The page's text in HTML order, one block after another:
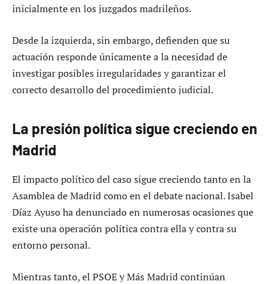
inicialmente en los juzgados madrileños.
Desde la izquierda, sin embargo, defienden que su
actuación responde únicamente a la necesidad de
investigar posibles irregularidades y garantizar el
correcto desarrollo del procedimiento judicial.
La presión política sigue creciendo en
Madrid
El impacto político del caso sigue creciendo tanto en la
Asamblea de Madrid como en el debate nacional. Isabel
Díaz Ayuso ha denunciado en numerosas ocasiones que
existe una operación política contra ella y contra su
entorno personal.
Mientras tanto, el PSOE y Más Madrid continúan